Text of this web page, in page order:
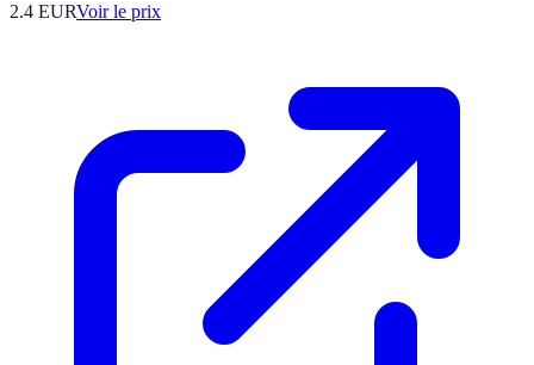
2.4 EURVoir le prix